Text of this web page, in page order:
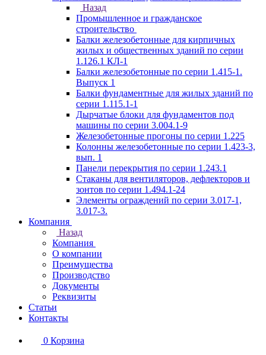
Назад
Промышленное и гражданское
строительство
Балки железобетонные для кирпичных
жилых и общественных зданий по серии
1.126.1 КЛ-1
Балки железобетонные по серии 1.415-1.
Выпуск 1
Балки фундаментные для жилых зданий по
серии 1.115.1-1
Дырчатые блоки для фундаментов под
машины по серии 3.004.1-9
Железобетонные прогоны по серии 1.225
Колонны железобетонные по серии 1.423-3,
вып. 1
Панели перекрытия по серии 1.243.1
Стаканы для вентиляторов, дефлекторов и
зонтов по серии 1.494.1-24
Элементы ограждений по серии 3.017-1,
3.017-3.
Компания
Назад
Компания
О компании
Преимущества
Производство
Документы
Реквизиты
Статьи
Контакты
0 Корзина